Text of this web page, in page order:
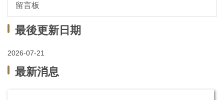
留言板
最後更新日期
2026-07-21
最新消息